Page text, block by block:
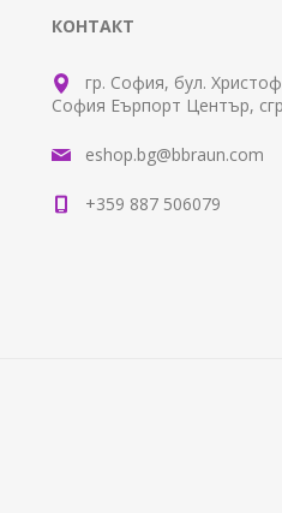
КОНТАКТ
гр. София, бул.
София Еърпорт Център,
eshop.bg@bbraun.com
+359 887 506079